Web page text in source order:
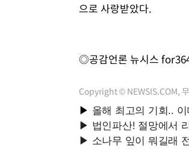
으로 사랑받았다.
◎공감언론 뉴시스
Copyright © NEWSIS.COM,